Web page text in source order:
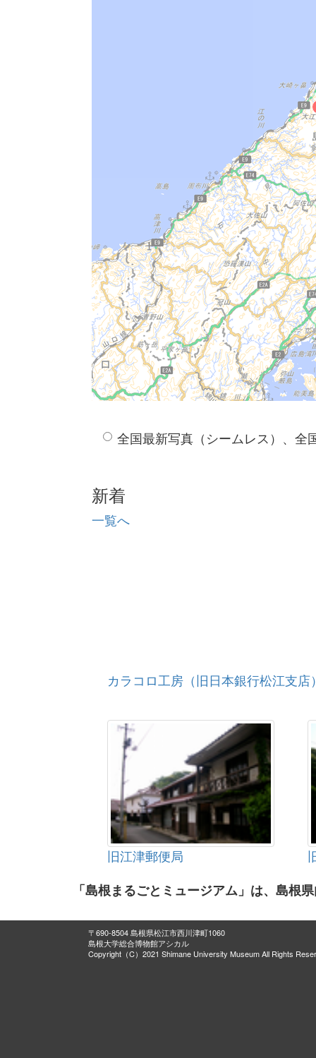
全国最新写真（シームレス）、全
新着
一覧へ
カラコロ工房（旧日本銀行松江支店
旧江津郵便局
「島根まるごとミュージアム」は、島根
〒690-8504 島根県松江市西川津町1060
島根大学総合博物館アシカル
Copyright（C）2021 Shimane University Museum All Rights